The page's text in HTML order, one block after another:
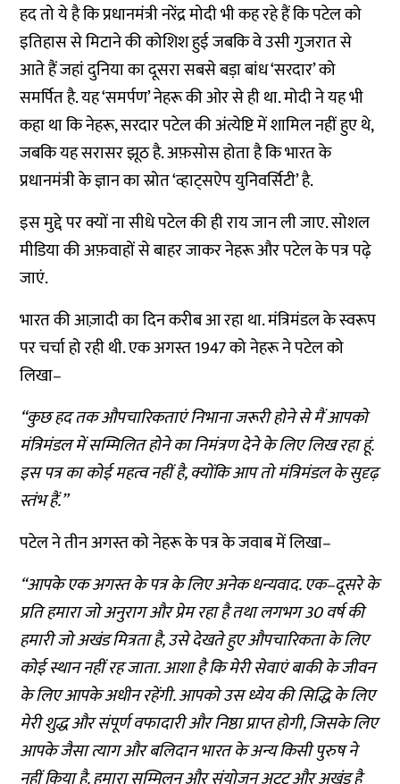
हदतोयेहैकिप्रधानमंत्रीनरेंद्रमोदीभीकहरहेहैंकिपटेलको
इतिहाससेमिटानेकीकोशिशहुईजबकिवेउसीगुजरातसे
आतेहैंजहांदुनियाकादूसरासबसेबड़ाबांध‘सरदार’को
समर्पितहै.यह‘समर्पण’नेहरूकीओरसेहीथा.मोदीनेयहभी
कहाथाकिनेहरू,सरदारपटेलकीअंत्येष्टिमेंशामिलनहींहुएथे,
जबकियहसरासरझूठहै.अफ़सोसहोताहैकिभारतके
प्रधानमंत्रीकेज्ञानकास्रोत‘व्हाट्सऐपयुनिवर्सिटी’है.
इसमुद्देपरक्योंनासीधेपटेलकीहीरायजानलीजाए.सोशल
मीडियाकीअफ़वाहोंसेबाहरजाकरनेहरूऔरपटेलकेपत्रपढ़े
जाएं.
भारतकीआज़ादीकादिनकरीबआरहाथा.मंत्रिमंडलकेस्वरूप
परचर्चाहोरहीथी.एकअगस्त1947कोनेहरूनेपटेलको
लिखा–
“कुछहदतकऔपचारिकताएंनिभानाजरूरीहोनेसेमैंआपको
मंत्रिमंडलमेंसम्मिलितहोनेकानिमंत्रणदेनेकेलिएलिखरहाहूं.
इसपत्रकाकोईमहत्वनहींहै,क्योंकिआपतोमंत्रिमंडलकेसुदृढ़
स्तंभहैं.”
पटेलनेतीनअगस्तकोनेहरूकेपत्रकेजवाबमेंलिखा–
“आपकेएकअगस्तकेपत्रकेलिएअनेकधन्यवाद.एक–दूसरेके
प्रतिहमाराजोअनुरागऔरप्रेमरहाहैतथालगभग30वर्षकी
हमारीजोअखंडमित्रताहै,उसेदेखतेहुएऔपचारिकताकेलिए
कोईस्थाननहींरहजाता.आशाहैकिमेरीसेवाएंबाकीकेजीवन
केलिएआपकेअधीनरहेंगी.आपकोउसध्येयकीसिद्धिकेलिए
मेरीशुद्धऔरसंपूर्णवफादारीऔरनिष्ठाप्राप्तहोगी,जिसकेलिए
आपकेजैसात्यागऔरबलिदानभारतकेअन्यकिसीपुरुषने